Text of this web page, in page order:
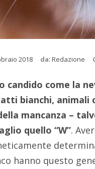
2018 da: Redazione
candido come la
bianchi,
mancanza –
quello “W”.
hanno questo